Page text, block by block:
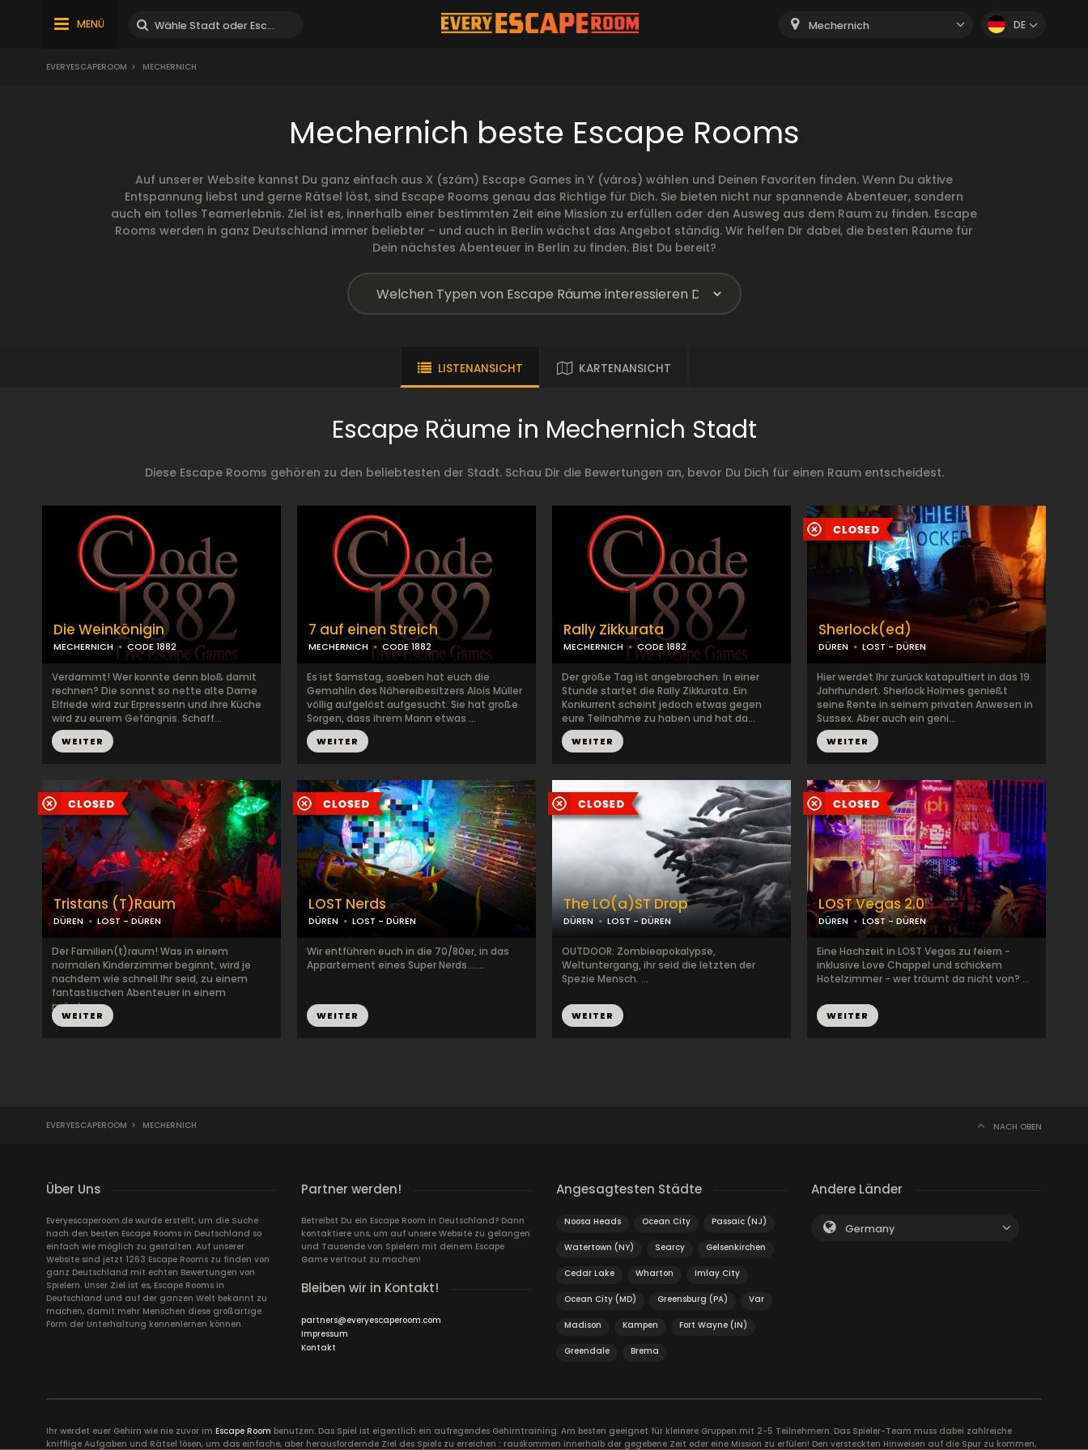
MENÜ Mechernich DE
EVERYESCAPEROOM > MECHERNICH
Mechernich beste Escape Rooms
Auf unserer Website kannst Du ganz einfach aus X (szám) Escape Games in Y (város) wählen und Deinen Favoriten finden. Wenn Du aktive
Entspannung liebst und gerne Rätsel löst, sind Escape Rooms genau das Richtige für Dich. Sie bieten nicht nur spannende Abenteuer, sondern
auch ein tolles Teamerlebnis. Ziel ist es, innerhalb einer bestimmten Zeit eine Mission zu erfüllen oder den Ausweg aus dem Raum zu finden. Escape
Rooms werden in ganz Deutschland immer beliebter – und auch in Berlin wächst das Angebot ständig. Wir helfen Dir dabei, die besten Räume für
Dein nächstes Abenteuer in Berlin zu finden. Bist Du bereit?
LISTENANSICHT KARTENANSICHT
Escape Räume in Mechernich Stadt
Diese Escape Rooms gehören zu den beliebtesten der Stadt. Schau Dir die Bewertungen an, bevor Du Dich für einen Raum entscheidest.
Die Weinkönigin
MECHERNICH CODE 1882
Verdammt! Wer konnte denn bloß damit
rechnen? Die sonnst so nette alte Dame
Elfriede wird zur Erpresserin und ihre Küche
wird zu eurem Gefängnis. Schaff...
WEITER
7 auf einen Streich
MECHERNICH CODE 1882
Es ist Samstag, soeben hat euch die
Gemahlin des Nähereibesitzers Alois Müller
völlig aufgelöst aufgesucht. Sie hat große
Sorgen, dass ihrem Mann etwas ...
WEITER
Rally Zikkurata
MECHERNICH CODE 1882
Der große Tag ist angebrochen. In einer
Stunde startet die Rally Zikkurata. Ein
Konkurrent scheint jedoch etwas gegen
eure Teilnahme zu haben und hat da...
WEITER
Sherlock(ed)
DÜREN LOST - DÜREN
Hier werdet Ihr zurück katapultiert in das 19.
Jahrhundert. Sherlock Holmes genießt
seine Rente in seinem privaten Anwesen in
Sussex. Aber auch ein geni...
WEITER
Tristans (T)Raum
DÜREN LOST - DÜREN
Der Familien(t)raum! Was in einem
normalen Kinderzimmer beginnt, wird je
nachdem wie schnell Ihr seid, zu einem
fantastischen Abenteuer in einem
märchen...
WEITER
LOST Nerds
DÜREN LOST - DÜREN
Wir entführen euch in die 70/80er, in das
Appartement eines Super Nerds.......
WEITER
The LO(a)ST Drop
DÜREN LOST - DÜREN
OUTDOOR: Zombieapokalypse,
Weltuntergang, ihr seid die letzten der
Spezie Mensch. ...
WEITER
LOST Vegas 2.0
DÜREN LOST - DÜREN
Eine Hochzeit in LOST Vegas zu feiern -
inklusive Love Chappel und schickem
Hotelzimmer - wer träumt da nicht von? ...
WEITER
EVERYESCAPEROOM > MECHERNICH NACH OBEN
Über Uns
Everyescaperoom.de wurde erstellt, um die Suche
nach den besten Escape Rooms in Deutschland so
einfach wie möglich zu gestalten. Auf unserer
Website sind jetzt 1263 Escape Rooms zu finden von
ganz Deutschland mit echten Bewertungen von
Spielern. Unser Ziel ist es, Escape Rooms in
Deutschland und auf der ganzen Welt bekannt zu
machen, damit mehr Menschen diese großartige
Form der Unterhaltung kennenlernen können.
Partner werden!
Betreibst Du ein Escape Room in Deutschland? Dann
kontaktiere uns, um auf unsere Website zu gelangen
und Tausende von Spielern mit deinem Escape
Game vertraut zu machen!
Bleiben wir in Kontakt!
partners@everyescaperoom.com
Impressum
Kontakt
Angesagtesten Städte
Noosa Heads Ocean City Passaic (NJ)
Watertown (NY) Searcy Gelsenkirchen
Cedar Lake Wharton Imlay City
Ocean City (MD) Greensburg (PA) Var
Madison Kampen Fort Wayne (IN)
Greendale Brema
Andere Länder
Germany
Ihr werdet euer Gehirn wie nie zuvor im Escape Room benutzen. Das Spiel ist eigentlich ein aufregendes Gehirntraining. Am besten geeignet für kleinere Gruppen mit 2-5 Teilnehmern. Das Spieler-Team muss dabei zahlreiche
knifflige Aufgaben und Rätsel lösen, um das einfache, aber herausfordernde Ziel des Spiels zu erreichen : rauskommen innerhalb der gegebene Zeit oder eine Mission zu erfülen! Den versteckten Hinweisen auf die Spur zu kommen,